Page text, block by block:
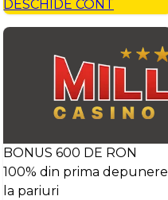
DESCHIDE CONT
BONUS 600 DE RON
100% din prima depunere
la pariuri